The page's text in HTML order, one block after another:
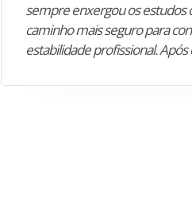
sempre enxergou os estudos
caminho mais seguro para
estabilidade profissional. Após